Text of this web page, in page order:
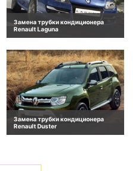
Замена трубки кондиционера
Renault Laguna
Замена трубки кондиционера
Renault Duster